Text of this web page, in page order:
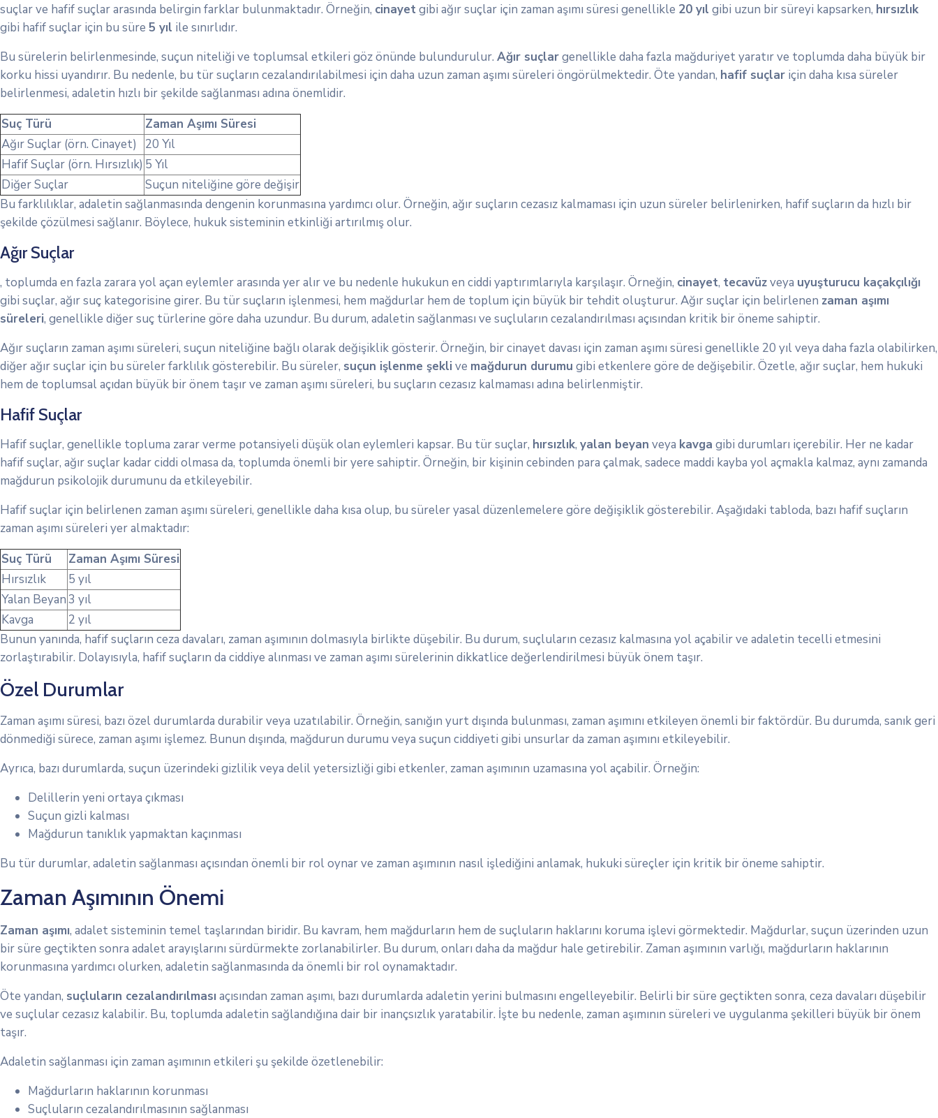
suçlar ve hafif suçlar arasında belirgin farklar bulunmaktadır. Örneğin, cinayetgibi ağır suçlar için zaman aşımı süresi genellikle 20 yıl gibi uzun bir süreyi kapsarken, hırsızlık
gibi hafif suçlar için bu süre 5 yıl ile sınırlıdır.
Bu sürelerin belirlenmesinde, suçun niteliği ve toplumsal etkileri göz önünde bulundurulur. Ağır suçlargenellikle daha fazla mağduriyet yaratır ve toplumda daha büyük bir
korku hissi uyandırır. Bu nedenle, bu tür suçların cezalandırılabilmesi için daha uzun zaman aşımı süreleri öngörülmektedir. Öte yandan, hafif suçlar için daha kısa süreler
belirlenmesi, adaletin hızlı bir şekilde sağlanması adına önemlidir.
Suç Türü
Zaman Aşımı Süresi
Ağır Suçlar (örn. Cinayet)
20 Yıl
Hafif Suçlar (örn. Hırsızlık) 5 Yıl
Diğer Suçlar
Suçun niteliğine göre değişir
Bu farklılıklar, adaletin sağlanmasında dengenin korunmasına yardımcı olur. Örneğin, ağır suçların cezasız kalmaması için uzun süreler belirlenirken, hafif suçların da hızlı bir
şekilde çözülmesi sağlanır. Böylece, hukuk sisteminin etkinliği artırılmış olur.
Ağır Suçlar
, toplumda en fazla zarara yol açan eylemler arasında yer alır ve bu nedenle hukukun en ciddi yaptırımlarıyla karşılaşır. Örneğin, cinayet, tecavüzveya uyuşturucu kaçakçılığı
gibi suçlar, ağır suç kategorisine girer. Bu tür suçların işlenmesi, hem mağdurlar hem de toplum için büyük bir tehdit oluşturur. Ağır suçlar için belirlenen zaman aşımı
süreleri, genellikle diğer suç türlerine göre daha uzundur. Bu durum, adaletin sağlanması ve suçluların cezalandırılması açısından kritik bir öneme sahiptir.
Ağır suçların zaman aşımı süreleri, suçun niteliğine bağlı olarak değişiklik gösterir. Örneğin, bir cinayet davası için zaman aşımı süresi genellikle 20 yıl veya daha fazla olabilirken,
diğer ağır suçlar için bu süreler farklılık gösterebilir. Bu süreler, suçun işlenme şekli ve mağdurun durumu gibi etkenlere göre de değişebilir. Özetle, ağır suçlar, hem hukuki
hem de toplumsal açıdan büyük bir önem taşır ve zaman aşımı süreleri, bu suçların cezasız kalmaması adına belirlenmiştir.
Hafif Suçlar
Hafif suçlar, genellikle topluma zarar verme potansiyeli düşük olan eylemleri kapsar. Bu tür suçlar, hırsızlık, yalan beyan veya kavga gibi durumları içerebilir. Her ne kadar
hafif suçlar, ağır suçlar kadar ciddi olmasa da, toplumda önemli bir yere sahiptir. Örneğin, bir kişinin cebinden para çalmak, sadece maddi kayba yol açmakla kalmaz, aynı zamanda
mağdurun psikolojik durumunu da etkileyebilir.
Hafif suçlar için belirlenen zaman aşımı süreleri, genellikle daha kısa olup, bu süreler yasal düzenlemelere göre değişiklik gösterebilir. Aşağıdaki tabloda, bazı hafif suçların
zaman aşımı süreleri yer almaktadır:
Suç Türü
Zaman Aşımı Süresi
Hırsızlık
5 yıl
Yalan Beyan3 yıl
Kavga
2 yıl
Bunun yanında, hafif suçların ceza davaları, zaman aşımının dolmasıyla birlikte düşebilir. Bu durum, suçluların cezasız kalmasına yol açabilir ve adaletin tecelli etmesini
zorlaştırabilir. Dolayısıyla, hafif suçların da ciddiye alınması ve zaman aşımı sürelerinin dikkatlice değerlendirilmesi büyük önem taşır.
Özel Durumlar
Zaman aşımı süresi, bazı özel durumlarda durabilir veya uzatılabilir. Örneğin, sanığın yurt dışında bulunması, zaman aşımını etkileyen önemli bir faktördür. Bu durumda, sanık geri
dönmediği sürece, zaman aşımı işlemez. Bunun dışında, mağdurun durumu veya suçun ciddiyeti gibi unsurlar da zaman aşımını etkileyebilir.
Ayrıca, bazı durumlarda, suçun üzerindeki gizlilik veya delil yetersizliği gibi etkenler, zaman aşımının uzamasına yol açabilir. Örneğin:
Delillerin yeni ortaya çıkması
Suçun gizli kalması
Mağdurun tanıklık yapmaktan kaçınması
Bu tür durumlar, adaletin sağlanması açısından önemli bir rol oynar ve zaman aşımının nasıl işlediğini anlamak, hukuki süreçler için kritik bir öneme sahiptir.
Zaman Aşımının Önemi
Zaman aşımı, adalet sisteminin temel taşlarından biridir. Bu kavram, hem mağdurların hem de suçluların haklarını koruma işlevi görmektedir. Mağdurlar, suçun üzerinden uzun
bir süre geçtikten sonra adalet arayışlarını sürdürmekte zorlanabilirler. Bu durum, onları daha da mağdur hale getirebilir. Zaman aşımının varlığı, mağdurların haklarının
korunmasına yardımcı olurken, adaletin sağlanmasında da önemli bir rol oynamaktadır.
Öte yandan, suçluların cezalandırılması açısından zaman aşımı, bazı durumlarda adaletin yerini bulmasını engelleyebilir. Belirli bir süre geçtikten sonra, ceza davaları düşebilir
ve suçlular cezasız kalabilir. Bu, toplumda adaletin sağlandığına dair bir inançsızlık yaratabilir. İşte bu nedenle, zaman aşımının süreleri ve uygulanma şekilleri büyük bir önem
taşır.
Adaletin sağlanması için zaman aşımının etkileri şu şekilde özetlenebilir:
Mağdurların haklarının korunması
Suçluların cezalandırılmasının sağlanması